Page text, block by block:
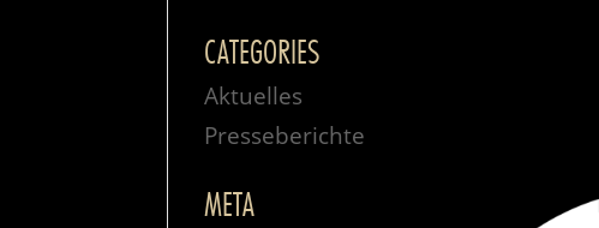
CATEGORIES
Aktuelles
Presseberichte
META